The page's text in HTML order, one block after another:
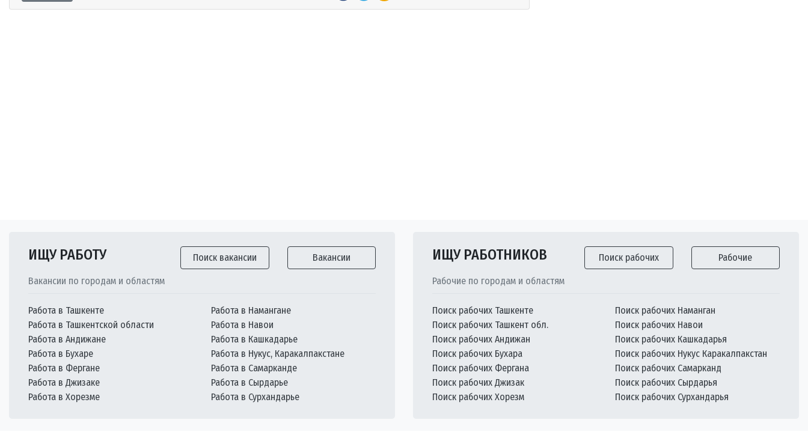
ИЩУ РАБОТУ Поиск вакансии Вакансии
Вакансии по городам и областям
Работа в Ташкенте
Работа в Ташкентской области
Работа в Андижане
Работа в Бухаре
Работа в Фергане
Работа в Джизаке
Работа в Хорезме
Работа в Намангане
Работа в Навои
Работа в Кашкадарье
Работа в Нукус, Каракалпакстане
Работа в Самарканде
Работа в Сырдарье
Работа в Сурхандарье
ИЩУ РАБОТНИКОВ Поиск рабочих Рабочие
Рабочие по городам и областям
Поиск рабочих Ташкенте
Поиск рабочих Ташкент обл.
Поиск рабочих Андижан
Поиск рабочих Бухара
Поиск рабочих Фергана
Поиск рабочих Джизак
Поиск рабочих Хорезм
Поиск рабочих Наманган
Поиск рабочих Навои
Поиск рабочих Кашкадарья
Поиск рабочих Нукус Каракалпакстан
Поиск рабочих Самарканд
Поиск рабочих Сырдарья
Поиск рабочих Сурхандарья